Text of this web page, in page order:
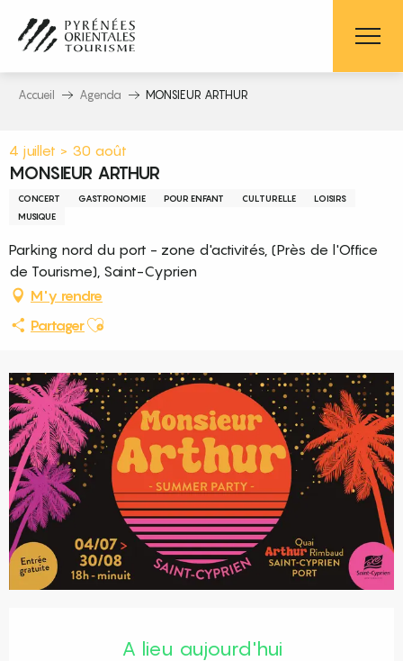
contenu
principal
Accueil Agenda MONSIEUR ARTHUR
4 juillet > 30 août
MONSIEUR ARTHUR
CONCERT GASTRONOMIE POUR ENFANT CULTURELLE
LOISIRS
MUSIQUE
Parking nord du port - zone d'activités, (Près de l'Office
de Tourisme), Saint-Cyprien
M'y rendre
PartagerAjouter aux favoris
A lieu aujourd'hui